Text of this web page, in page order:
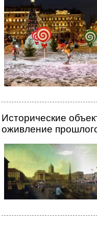
Исторические
оживление